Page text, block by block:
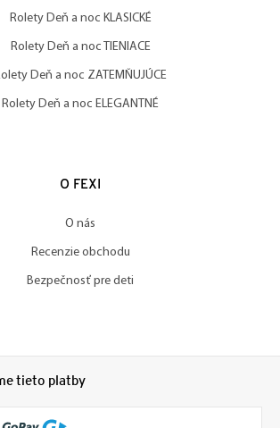
Rolety Deň a noc KLASICKÉ
Rolety Deň a noc TIENIACE
Deň a noc ZATEMŇUJÚCE
Rolety Deň a noc ELEGANTNÉ
O FEXI
O nás
Recenzie obchodu
Bezpečnosť pre deti
tieto platby